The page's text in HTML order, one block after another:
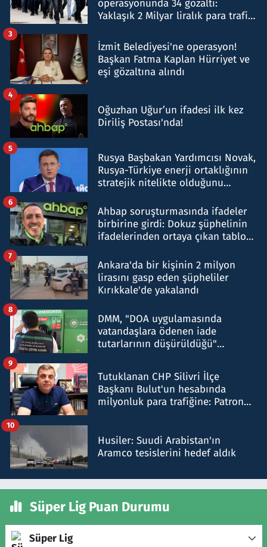
operasyonunda 34 gözaltı:
Yaklaşık 2 Milyar liralık para trafiği
İzmit Belediyesi'ne operasyon!
Başkan Fatma Kaplan Hürriyet ve
eşi gözaltına alındı
3
Oğuzhan Uğur’un ifadesi ilk kez
Diriliş Postası'nda!
4
Rusya Başbakan Yardımcısı Novak,
Rusya-Türkiye enerji ortaklığının
stratejik nitelikte olduğunu
5
Ahbap soruşturmasında ifadeler
birbirine girdi: Dokuz şüphelinin
ifadelerinden ortaya çıkan tablo
6
Ankara'da bir kişinin 2 milyon
lirasını gasp eden şüpheliler
Kırıkkale'de yakalandı
7
DMM, "DOA uygulamasında
vatandaşlara ödenen iade
tutarlarının düşürüldüğü"
8
Tutuklanan CHP Silivri İlçe
Başkanı Bulut'un hesabında
milyonluk para trafiğine: Patron
9
Husiler: Suudi Arabistan'ın
Aramco tesislerini hedef aldık
10
Süper Lig Puan Durumu
Süper Lig